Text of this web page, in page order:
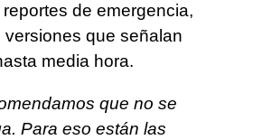
de emergencia,
que señalan
media hora.
que no se
Para eso están las